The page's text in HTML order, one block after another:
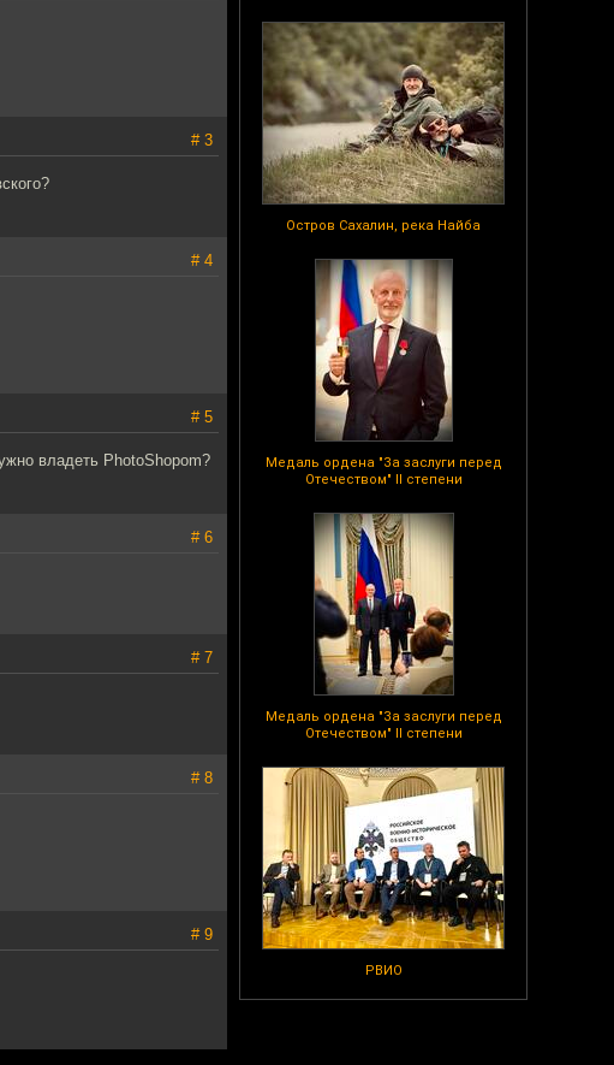
Остров Сахалин, река Найба
Медаль ордена "За заслуги перед
Отечеством" II степени
Медаль ордена "За заслуги перед
Отечеством" II степени
РВИО
# 3
# 4
# 5
владеть PhotoShopom?
# 6
# 7
# 8
# 9